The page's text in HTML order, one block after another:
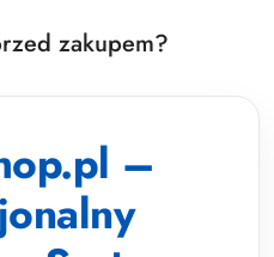
zakupem?
–